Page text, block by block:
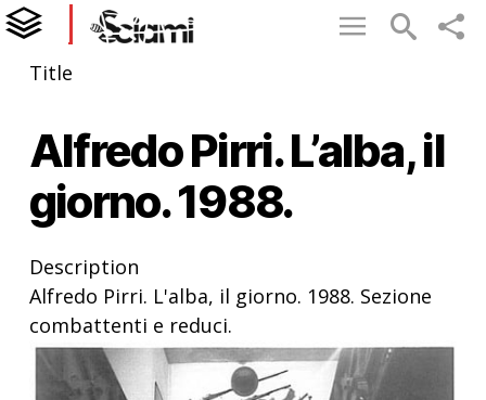
Title
Alfredo Pirri. L’alba, il
giorno. 1988.
Description
Alfredo Pirri. L'alba, il giorno. 1988. Sezione
combattenti e reduci.